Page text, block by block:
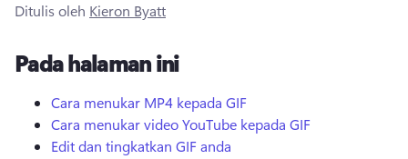
Cuba secara percuma
Ditulis oleh Kieron Byatt
Pada halaman ini
Cara menukar MP4 kepada GIF
Cara menukar video YouTube kepada GIF
Edit dan tingkatkan GIF anda